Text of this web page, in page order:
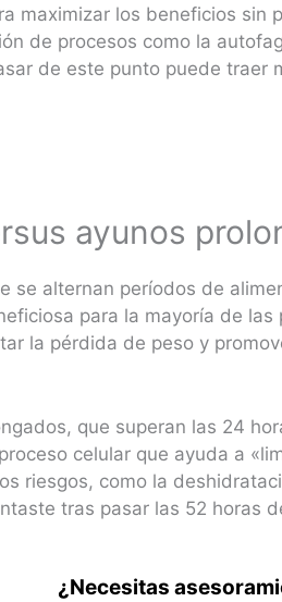
maximizar los beneficios
de procesos como la
de este punto puede traer
ayunos
se alternan períodos de
para la mayoría de
la pérdida de peso y
que superan las 24
celular que ayuda a
riesgos, como la
tras pasar las 52 horas
¿Necesitas